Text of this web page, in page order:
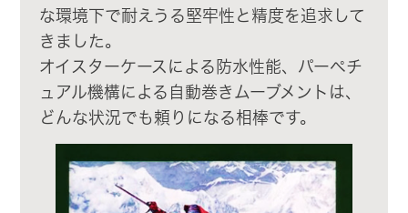
な環境下で耐えうる堅牢性と精度を追求して
きました。
オイスターケースによる防水性能、パーペチ
ュアル機構による自動巻きムーブメントは、
どんな状況でも頼りになる相棒です。